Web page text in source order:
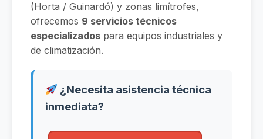
(Horta / Guinardó) y zonas limítrofes,
ofrecemos 9 servicios técnicos
especializados para equipos industriales y
de climatización.
¿Necesita asistencia técnica
inmediata?